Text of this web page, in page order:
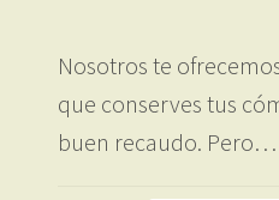
Nosotros te
que conserves tus
buen recaudo. Pero…